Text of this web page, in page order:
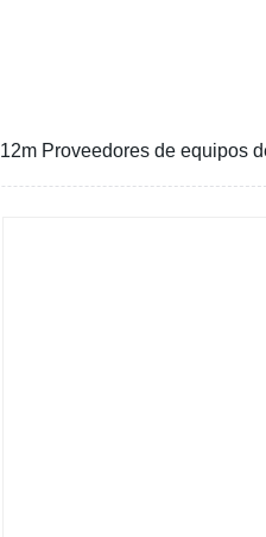
12m Proveedores de equipos